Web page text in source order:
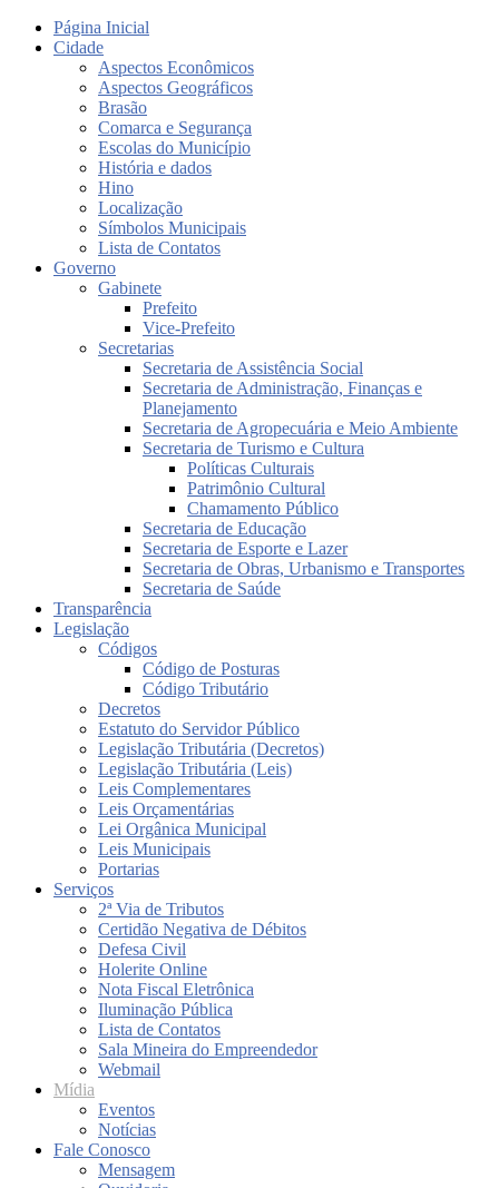
Página Inicial
Cidade
Aspectos Econômicos
Aspectos Geográficos
Brasão
Comarca e Segurança
Escolas do Município
História e dados
Hino
Localização
Símbolos Municipais
Lista de Contatos
Governo
Gabinete
Prefeito
Vice-Prefeito
Secretarias
Secretaria de Assistência Social
Secretaria de Administração, Finanças e
Planejamento
Secretaria de Agropecuária e Meio Ambiente
Secretaria de Turismo e Cultura
Políticas Culturais
Patrimônio Cultural
Chamamento Público
Secretaria de Educação
Secretaria de Esporte e Lazer
Secretaria de Obras, Urbanismo e Transportes
Secretaria de Saúde
Transparência
Legislação
Códigos
Código de Posturas
Código Tributário
Decretos
Estatuto do Servidor Público
Legislação Tributária (Decretos)
Legislação Tributária (Leis)
Leis Complementares
Leis Orçamentárias
Lei Orgânica Municipal
Leis Municipais
Portarias
Serviços
2ª Via de Tributos
Certidão Negativa de Débitos
Defesa Civil
Holerite Online
Nota Fiscal Eletrônica
Iluminação Pública
Lista de Contatos
Sala Mineira do Empreendedor
Webmail
Mídia
Eventos
Notícias
Fale Conosco
Mensagem